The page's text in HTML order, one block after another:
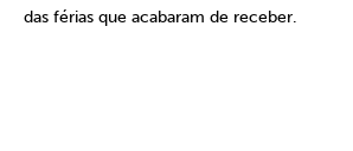
das férias que acabaram de receber.